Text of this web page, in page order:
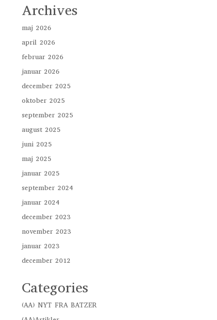
Archives
maj 2026
april 2026
februar 2026
januar 2026
december 2025
oktober 2025
september 2025
august 2025
juni 2025
maj 2025
januar 2025
september 2024
januar 2024
december 2023
november 2023
januar 2023
december 2012
Categories
(AA) NYT FRA BATZER